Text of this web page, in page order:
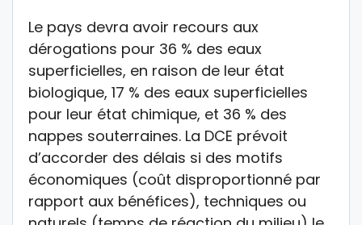
Le pays devra avoir recours aux
dérogations pour 36 % des eaux
superficielles, en raison de leur état
biologique, 17 % des eaux superficielles
pour leur état chimique, et 36 % des
nappes souterraines. La DCE prévoit
d’accorder des délais si des motifs
économiques (coût disproportionné par
rapport aux bénéfices), techniques ou